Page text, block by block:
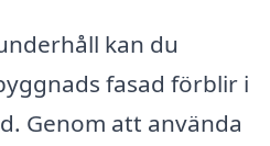
kan du
fasad förblir i
Genom att använda